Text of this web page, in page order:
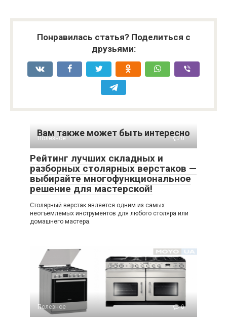
Понравилась статья? Поделиться с
друзьями:
Вам также может быть интересно
Полезное 0
Рейтинг лучших складных и
разборных столярных верстаков —
выбирайте многофункциональное
решение для мастерской!
Столярный верстак является одним из самых
неотъемлемых инструментов для любого столяра или
домашнего мастера.
Полезное 0